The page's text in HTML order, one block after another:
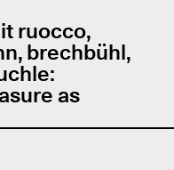
ruocco,
brechbühl,
as